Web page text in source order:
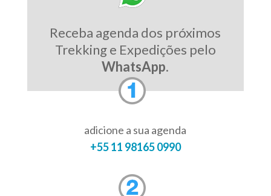
Receba agenda dos próximos
Trekking e Expedições pelo
WhatsApp.
adicione a sua agenda
+55 11 98165 0990